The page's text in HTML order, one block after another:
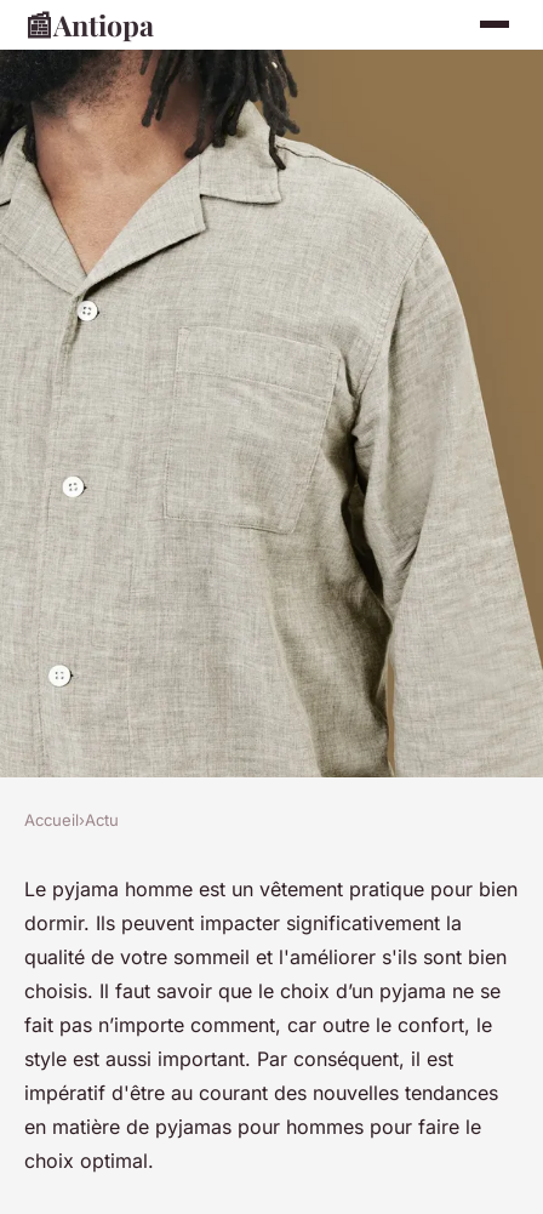
📰Antiopa
Quelles sont les tendances en
pyjama homme ?
josèphe 14 août 2023• 3 min de lecture
Accueil›Actu
Le pyjama homme est un vêtement pratique pour bien
dormir. Ils peuvent impacter significativement la
qualité de votre sommeil et l'améliorer s'ils sont bien
choisis. Il faut savoir que le choix d’un pyjama ne se
fait pas n’importe comment, car outre le confort, le
style est aussi important. Par conséquent, il est
impératif d'être au courant des nouvelles tendances
en matière de pyjamas pour hommes pour faire le
choix optimal.